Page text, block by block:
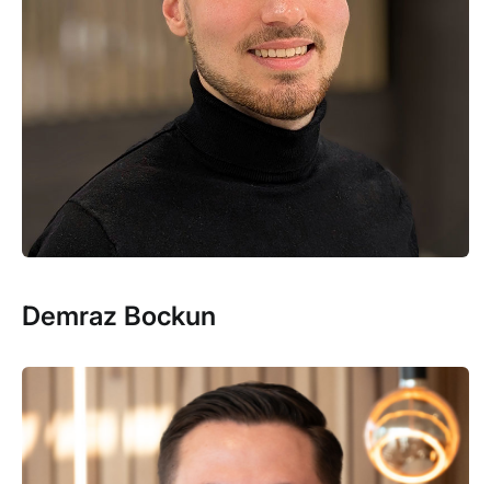
Demraz Bockun